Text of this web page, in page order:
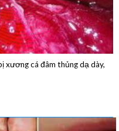
xương cá đâm thủng dạ dày,